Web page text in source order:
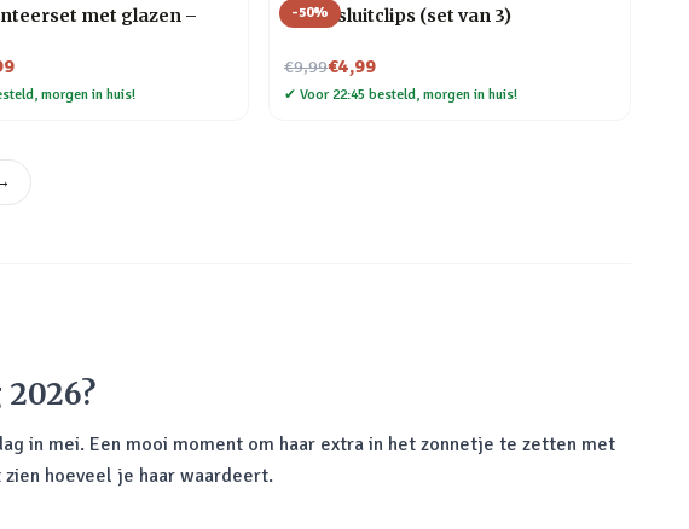
met glazen –
morgen in huis!
-50%
Kat afsluitclips (set van 3)
€9,99
Nu voor€4,99
✔ Voor 22:45 besteld, morgen in huis!
in mei. Een mooi moment om haar extra in het zonnetje te zetten met
hoeveel je haar waardeert.